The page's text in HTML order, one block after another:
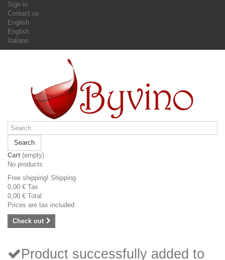
Sign in
Contact us
English
English
Italiano
Search
Cart (empty)
No products
Free shipping! Shipping
0,00 € Tax
0,00 € Total
Prices are tax included
Check out
Product successfully added to